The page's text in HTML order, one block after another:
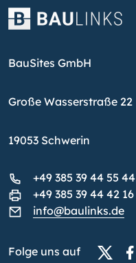
BauSites GmbH
Große Wasserstraße 22
19053 Schwerin
+49 385 39 44 55 44
+49 385 39 44 42 16
info@baulinks.de
Folge uns auf